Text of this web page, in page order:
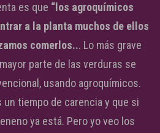
es que “los agroquímicos
a la planta muchos de ellos
comerlos... Lo más grave
parte de las verduras se
usando agroquímicos.
un tiempo de carencia y que si
ya está. Pero yo veo los